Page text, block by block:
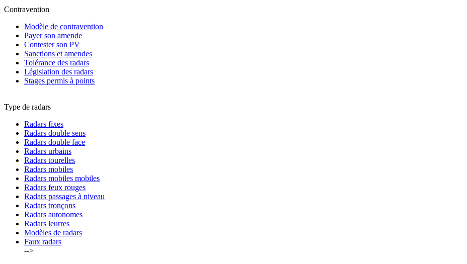
Contravention
Modèle de contravention
Payer son amende
Contester son PV
Sanctions et amendes
Tolérance des radars
Législation des radars
Stages permis à points
Type de radars
Radars fixes
Radars double sens
Radars double face
Radars urbains
Radars tourelles
Radars mobiles
Radars mobiles mobiles
Radars feux rouges
Radars passages à niveau
Radars tronçons
Radars autonomes
Radars leurres
Modèles de radars
Faux radars
-->